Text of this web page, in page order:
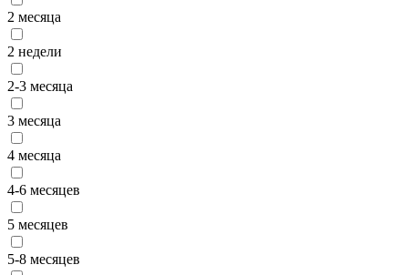
2 месяца
2 недели
2-3 месяца
3 месяца
4 месяца
4-6 месяцев
5 месяцев
5-8 месяцев